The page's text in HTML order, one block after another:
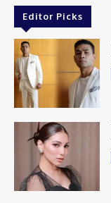
Editor Picks